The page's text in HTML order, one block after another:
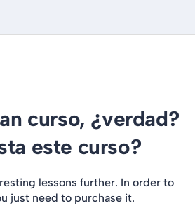
curso, ¿verdad?
este curso?
lessons further. In order to
just need to purchase it.